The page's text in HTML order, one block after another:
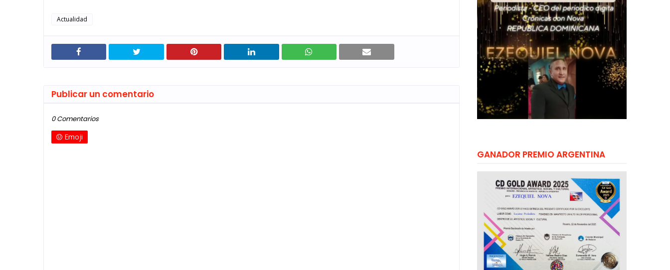
Actualidad
Publicar un comentario
0 Comentarios
Emoji
GANADOR PREMIO ARGENTINA